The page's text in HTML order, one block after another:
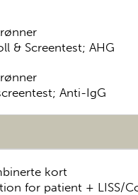
& Screentest; AHG
Anti-IgG
kort
for patient + LISS/